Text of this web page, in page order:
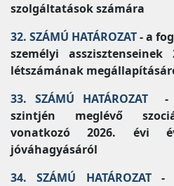
szolgáltatások számára
32. SZÁMÚ HATÁROZAT- a
személyi
létszámának
33. SZÁMÚ HATÁROZAT -
szintjén meglévő
vonatkozó 2026. évi
jóváhagyásáról
34. SZÁMÚ HATÁROZAT-